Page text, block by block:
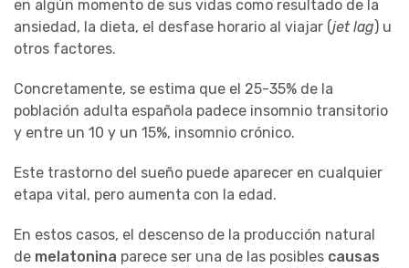
en algún momento de sus vidas como resultado de la
ansiedad, la dieta, el desfase horario al viajar (jet lag) u
otros factores.
Concretamente, se estima que el 25-35% de la
población adulta española padece insomnio transitorio
y entre un 10 y un 15%, insomnio crónico.
Este trastorno del sueño puede aparecer en cualquier
etapa vital, pero aumenta con la edad.
En estos casos, el descenso de la producción natural
de melatonina parece ser una de las posibles causas